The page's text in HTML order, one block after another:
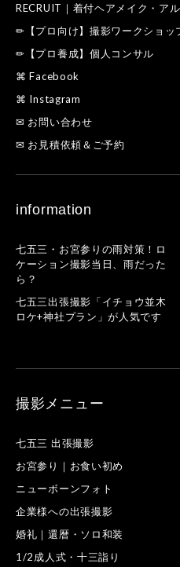
RECRUIT｜着付ヘアメイク・ア
✏【プロ向け】撮影ワークショッ
✏【プロ養成】個人コンサル
⌘ Facebook
⌘ Instagram
✉ お問い合わせ
✉ お見積依頼＆ご予約
information
七五三・お宮参りの雨対策！ロ
ケーション撮影当日、雨だった
ら？
七五三出張撮影「イチョウ並木
ロケ+神社プラン」が人気です
撮影メニュー
七五三 出張撮影
お宮参り｜お食い初め
ニューボーンフォト
企業様への出張撮影
婚礼｜還暦・ソロ和装
1/2成人式・十三詣り